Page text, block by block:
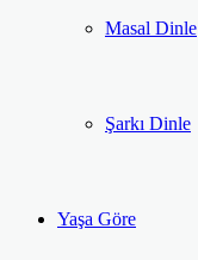
Masal Dinle
Şarkı Dinle
Yaşa Göre